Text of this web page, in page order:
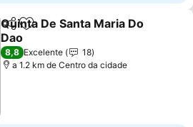
PartilharAdicionar aos favoritos
Quinta De Santa Maria Do
Dao
8,8 Excelente
18
a 1.2 km de Centro da cidade